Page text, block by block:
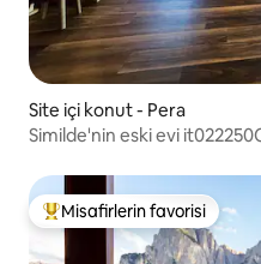
Site içi konut - Pera
Similde'nin eski evi
Misafirlerin favorilerinden
Misafirlerin favorisi